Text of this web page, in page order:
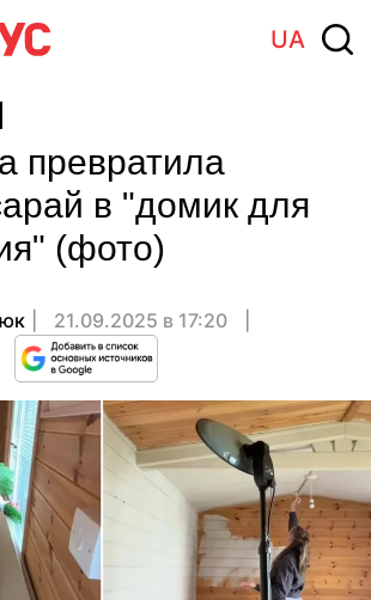
UA
превратила
в "домик для
(фото)
21.09.2025 в 17:20